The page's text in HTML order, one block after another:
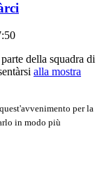
della squadra di
alla mostra
per la
in modo più